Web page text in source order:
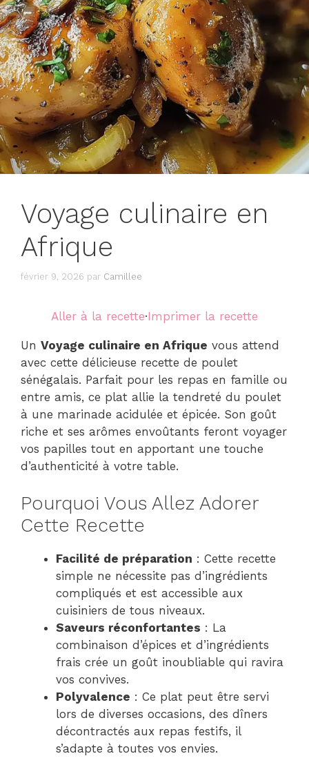
Voyage culinaire en
Afrique
février 9, 2026 par Camillee
Aller à la recette·Imprimer la recette
Un Voyage culinaire en Afrique vous attend
avec cette délicieuse recette de poulet
sénégalais. Parfait pour les repas en famille ou
entre amis, ce plat allie la tendreté du poulet
à une marinade acidulée et épicée. Son goût
riche et ses arômes envoûtants feront voyager
vos papilles tout en apportant une touche
d’authenticité à votre table.
Pourquoi Vous Allez Adorer
Cette Recette
Facilité de préparation : Cette recette
simple ne nécessite pas d’ingrédients
compliqués et est accessible aux
cuisiniers de tous niveaux.
Saveurs réconfortantes : La
combinaison d’épices et d’ingrédients
frais crée un goût inoubliable qui ravira
vos convives.
Polyvalence : Ce plat peut être servi
lors de diverses occasions, des dîners
décontractés aux repas festifs, il
s’adapte à toutes vos envies.